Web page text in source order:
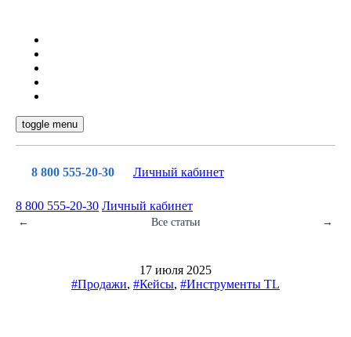
toggle menu
8 800 555-20-30 Личный кабинет
8 800 555-20-30 Личный кабинет
← Все статьи →
17 июля 2025
#Продажи, #Кейсы, #Инструменты TL